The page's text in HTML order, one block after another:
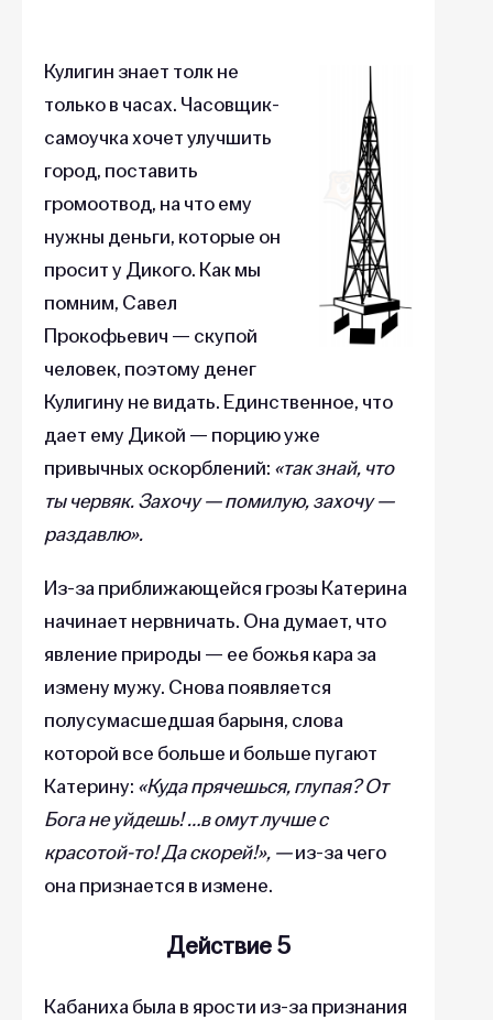
Кулигин знает толк не
только в часах. Часовщик-
самоучка хочет улучшить
город, поставить
громоотвод, на что ему
нужны деньги, которые он
просит у Дикого. Как мы
помним, Савел
Прокофьевич — скупой
человек, поэтому денег
Кулигину не видать. Единственное, что
дает ему Дикой — порцию уже
привычных оскорблений: «так знай, что
ты червяк. Захочу — помилую, захочу —
раздавлю».
Из-за приближающейся грозы Катерина
начинает нервничать. Она думает, что
явление природы — ее божья кара за
измену мужу. Снова появляется
полусумасшедшая барыня, слова
которой все больше и больше пугают
Катерину: «Куда прячешься, глупая? От
Бога не уйдешь! …в омут лучше с
красотой-то! Да скорей!», —из-за чего
она признается в измене.
Действие 5
Кабаниха была в ярости из-за признания